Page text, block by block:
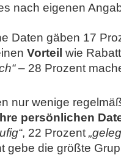
nach eigenen
Daten gäben 17
Vorteil wie
– 28 Prozent
nur wenige
persönlichen
, 22 Prozent
gebe die größte